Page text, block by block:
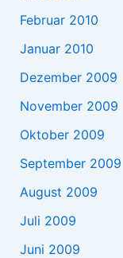
Februar 2010
Januar 2010
Dezember 2009
November 2009
Oktober 2009
September 2009
August 2009
Juli 2009
Juni 2009